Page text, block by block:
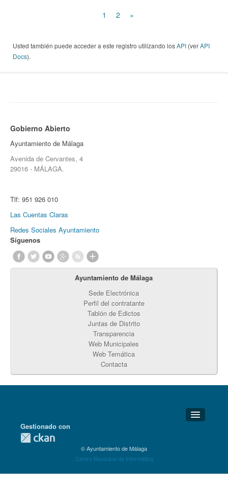
1 2 »
Usted también puede acceder a este registro utilizando losAPI (verAPI
Docs).
Gobierno Abierto
Ayuntamiento de Málaga
Avenida de Cervantes, 4
29016 - MÁLAGA.
Tlf: 951 926 010
Las Cuentas Claras
Redes Sociales Ayuntamiento
Síguenos
Ayuntamiento de Málaga
Sede Electrónica
Perfil del contratante
Tablón de Edictos
Juntas de Distrito
Transparencia
Web Municipales
Web Temática
Contacta
Detalles Técnicos
Gestionado con
© Ayuntamiento de Málaga
Centro Municipal de Informática